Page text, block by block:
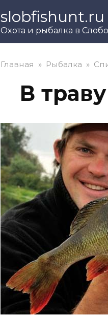
slobfishunt.ru
Охота и рыбалка в
Главная » Рыбалка »
В